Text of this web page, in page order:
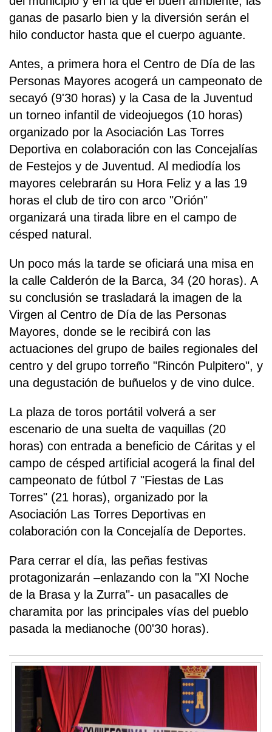
ganas de pasarlo bien y la diversión serán el
hilo conductor hasta que el cuerpo aguante.
Antes, a primera hora el Centro de Día de las
Personas Mayores acogerá un campeonato de
secayó (9'30 horas) y la Casa de la Juventud
un torneo infantil de videojuegos (10 horas)
organizado por la Asociación Las Torres
Deportiva en colaboración con las Concejalías
de Festejos y de Juventud. Al mediodía los
mayores celebrarán su Hora Feliz y a las 19
horas el club de tiro con arco "Orión"
organizará una tirada libre en el campo de
césped natural.
Un poco más la tarde se oficiará una misa en
la calle Calderón de la Barca, 34 (20 horas). A
su conclusión se trasladará la imagen de la
Virgen al Centro de Día de las Personas
Mayores, donde se le recibirá con las
actuaciones del grupo de bailes regionales del
centro y del grupo torreño "Rincón Pulpitero", y
una degustación de buñuelos y de vino dulce.
La plaza de toros portátil volverá a ser
escenario de una suelta de vaquillas (20
horas) con entrada a beneficio de Cáritas y el
campo de césped artificial acogerá la final del
campeonato de fútbol 7 "Fiestas de Las
Torres" (21 horas), organizado por la
Asociación Las Torres Deportivas en
colaboración con la Concejalía de Deportes.
Para cerrar el día, las peñas festivas
protagonizarán –enlazando con la "XI Noche
de la Brasa y la Zurra"- un pasacalles de
charamita por las principales vías del pueblo
pasada la medianoche (00'30 horas).